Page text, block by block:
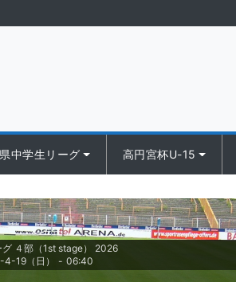
県中学生リーグ 高円宮杯U-15
４部（1st stage） 2026
19（日）
- 06:40